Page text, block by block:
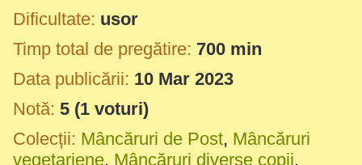
Dificultate: usor
Timp total de pregătire: 700 min
Data publicării: 10 Mar 2023
Notă: 5 (1 voturi)
Colecții: Mâncăruri de Post, Mâncăruri
vegetariene, Mâncăruri diverse copii,